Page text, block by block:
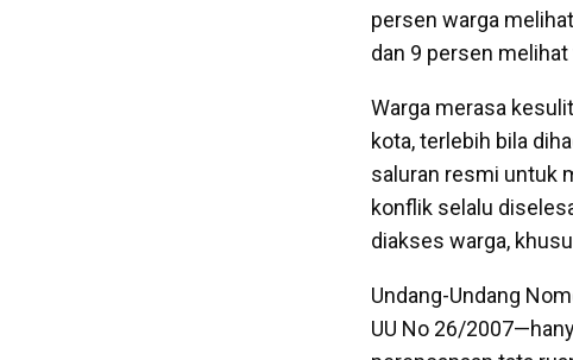
persen warga
dan 9 persen
Warga merasa
kota, terlebih bila
saluran resmi untuk
konflik selalu
diakses warga,
Undang-Undang
UU No 26/